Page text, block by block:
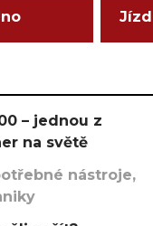
– jednou z
na světě
nástroje,